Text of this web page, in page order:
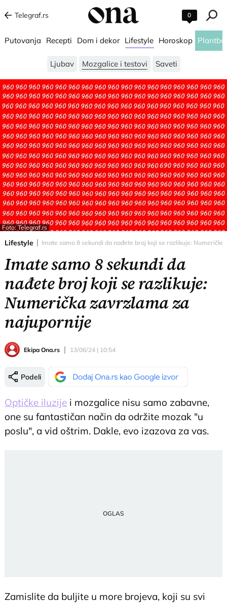
Telegraf.rs 0
Putovanja Recepti Dom i dekor Lifestyle Horoskop
Ljubav Mozgalice i testovi Saveti
Foto: Telegraf.rs
Lifestyle Imate samo 8 sekundi da nađete broj koji se razlikuje:
Imate samo 8 sekundi da
nađete broj koji se razlikuje:
Numerička zavrzlama za
najupornije
Ekipa Ona.rs 13/06/24 | 10:54
Podeli
Optičke iluzije i mozgalice nisu samo zabavne,
one su fantastičan način da održite mozak "u
poslu", a vid oštrim. Dakle, evo izazova za vas.
Zamislite da buljite u more brojeva, koji su svi